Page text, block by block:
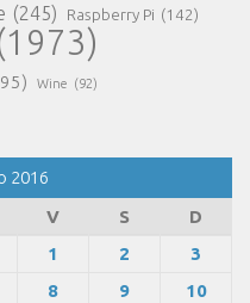
(245) Raspberry Pi (142)
Wine (92)
2016
V S
D
1
2
3
8 9
10